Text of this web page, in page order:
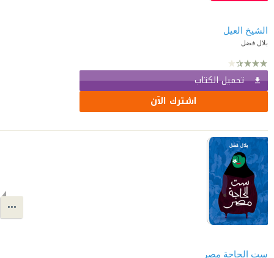
الشيخ العيل
بلال فضل
تحميل الكتاب
اشترك الآن
ست الحاجة مصر